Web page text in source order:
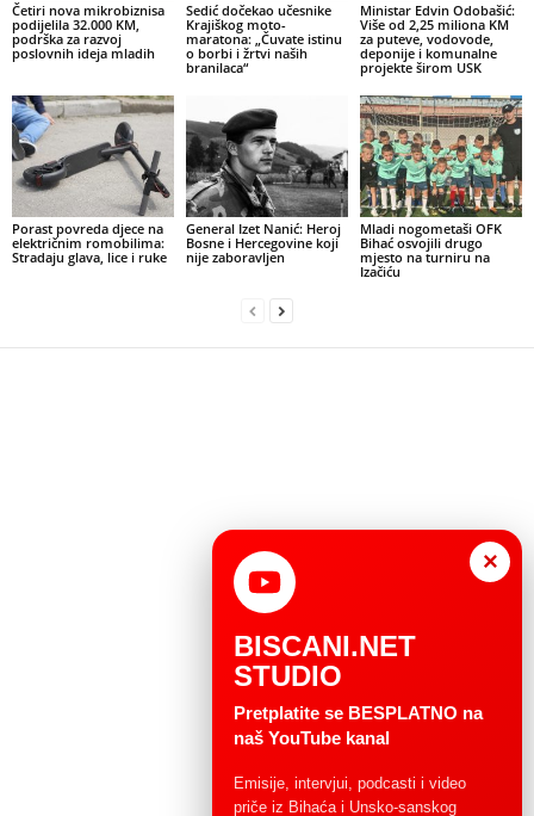
Četiri nova mikrobiznisa
podijelila 32.000 KM,
podrška za razvoj
poslovnih ideja mladih
Sedić dočekao učesnike
Krajiškog moto-
maratona: „Čuvate istinu
o borbi i žrtvi naših
branilaca“
Ministar Edvin Odobašić:
Više od 2,25 miliona KM
za puteve, vodovode,
deponije i komunalne
projekte širom USK
Porast povreda djece na
električnim romobilima:
Stradaju glava, lice i ruke
General Izet Nanić: Heroj
Bosne i Hercegovine koji
nije zaboravljen
Mladi nogometaši OFK
Bihać osvojili drugo
mjesto na turniru na
Izačiću
×
BISCANI.NET
STUDIO
Pretplatite se BESPLATNO na
naš YouTube kanal
Emisije, intervjui, podcasti i video
priče iz Bihaća i Unsko-sanskog